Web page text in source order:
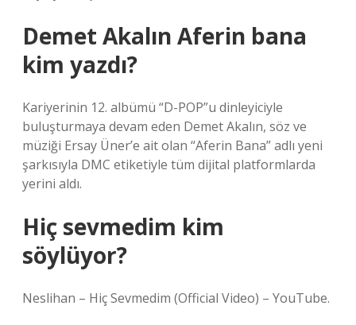
Demet Akalın Aferin bana
kim yazdı?
Kariyerinin 12. albümü “D-POP”u dinleyiciyle
buluşturmaya devam eden Demet Akalın, söz ve
müziği Ersay Üner’e ait olan “Aferin Bana” adlı yeni
şarkısıyla DMC etiketiyle tüm dijital platformlarda
yerini aldı.
Hiç sevmedim kim
söylüyor?
Neslihan – Hiç Sevmedim (Official Video) – YouTube.